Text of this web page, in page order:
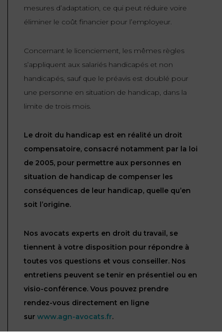
mesures d’adaptation, ce qui peut réduire voire
éliminer le coût financier pour l’employeur.
Concernant le licenciement, les mêmes règles
s’appliquent aux salariés handicapés et non
handicapés, sauf que le préavis est doublé pour
une personne en situation de handicap, dans la
limite de trois mois.
Le droit du handicap est en réalité un droit
compensatoire, consacré notamment par la loi
de 2005, pour permettre aux personnes en
situation de handicap de compenser les
conséquences de leur handicap, quelle qu’en
soit l’origine.
Nos avocats experts en droit du travail, se
tiennent à votre disposition pour répondre à
toutes vos questions et vous conseiller. Nos
entretiens peuvent se tenir en présentiel ou en
visio-conférence. Vous pouvez prendre
rendez-vous directement en ligne
sur www.agn-avocats.fr.